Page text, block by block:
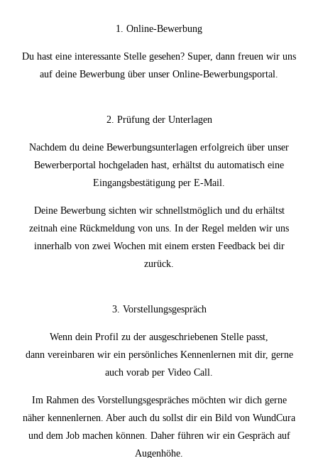
1. Online-Bewerbung
Du hast eine interessante Stelle gesehen? Super, dann freuen wir uns
auf deine Bewerbung über unser Online-Bewerbungsportal.
2. Prüfung der Unterlagen
Nachdem du deine Bewerbungsunterlagen erfolgreich über unser
Bewerberportal hochgeladen hast, erhältst du automatisch eine
Eingangsbestätigung per E-Mail.
Deine Bewerbung sichten wir schnellstmöglich und du erhältst
zeitnah eine Rückmeldung von uns. In der Regel melden wir uns
innerhalb von zwei Wochen mit einem ersten Feedback bei dir
zurück.
3. Vorstellungsgespräch
Wenn dein Profil zu der ausgeschriebenen Stelle passt,
dann vereinbaren wir ein persönliches Kennenlernen mit dir, gerne
auch vorab per Video Call.
Im Rahmen des Vorstellungsgespräches möchten wir dich gerne
näher kennenlernen. Aber auch du sollst dir ein Bild von WundCura
und dem Job machen können. Daher führen wir ein Gespräch auf
Augenhöhe.